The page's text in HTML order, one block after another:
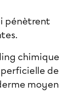
pénètrent
chimique
de
moyen